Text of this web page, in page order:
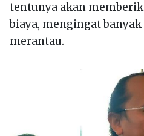
tentunya akan
biaya, mengingat
merantau.